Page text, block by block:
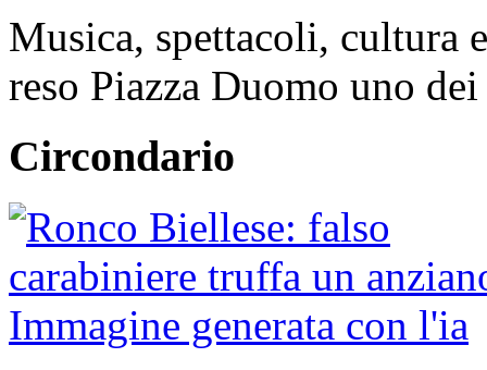
Musica, spettacoli, cultura
reso Piazza Duomo uno
Circondario